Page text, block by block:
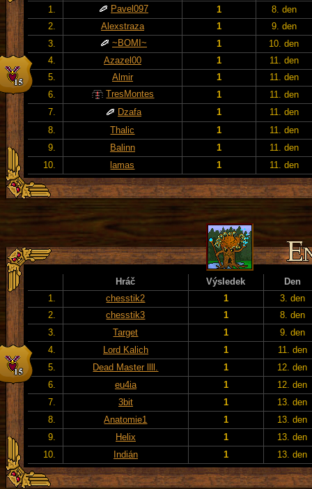
1.
Pavel097 1
8. den
2.
Alexstraza 1
9. den
3.
~BOMI~ 1
10. den
4.
Azazel00 1
11. den
5.
Almir 1
11. den
6.
TresMontes 1
11. den
7.
Dzafa 1
11. den
8.
Thalic 1
11. den
9.
Balinn 1
11. den
10.
lamas 1 11. den
Hráč Výsledek
Den
1.
chesstik2 1
3. den
2.
chesstik3 1
8. den
3.
Target 1
9. den
4.
Lord Kalich 1
11. den
5.
Dead Master llll. 1
12. den
6.
eu4ia 1
12. den
7.
3bit 1
13. den
8.
Anatomie1 1
13. den
9.
Helix 1
13. den
10.
Indián 1 13. den